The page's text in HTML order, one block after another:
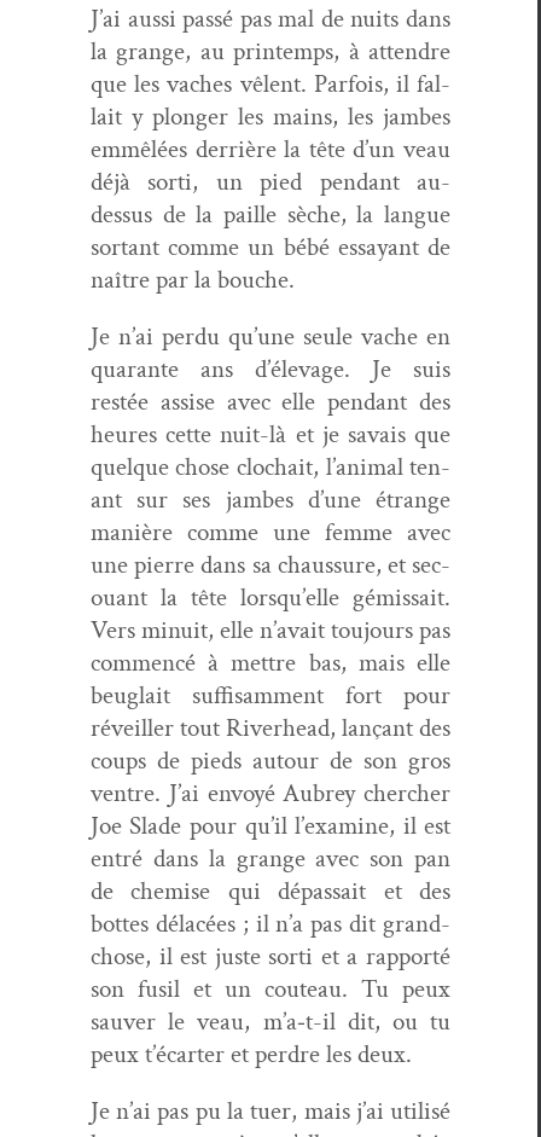
J’ai aus­si passé pas mal de nuits dans
la grange, au print­emps, à atten­dre
que les vach­es vêlent. Par­fois, il fal­
lait y plonger les mains, les jambes
emmêlées der­rière la tête d’un veau
déjà sor­ti, un pied pen­dant au-
dessus de la paille sèche, la langue
sor­tant comme un bébé essayant de
naître par la bouche.
Je n’ai per­du qu’une seule vache en
quar­ante ans d’élevage. Je suis
restée assise avec elle pen­dant des
heures cette nuit-là et je savais que
quelque chose clochait, l’animal ten­
ant sur ses jambes d’une étrange
manière comme une femme avec
une pierre dans sa chaus­sure, et sec­
ouant la tête lorsqu’elle gémis­sait.
Vers minu­it, elle n’avait tou­jours pas
com­mencé à met­tre bas, mais elle
beuglait suff­isam­ment fort pour
réveiller tout River­head, lançant des
coups de pieds autour de son gros
ven­tre. J’ai envoyé Aubrey chercher
Joe Slade pour qu’il l’examine, il est
entré dans la grange avec son pan
de chemise qui dépas­sait et des
bottes délacées ; il n’a pas dit grand-
chose, il est juste sor­ti et a rap­porté
son fusil et un couteau. Tu peux
sauver le veau, m’a‑t-il dit, ou tu
peux t’écarter et per­dre les deux.
Je n’ai pas pu la tuer, mais j’ai util­isé